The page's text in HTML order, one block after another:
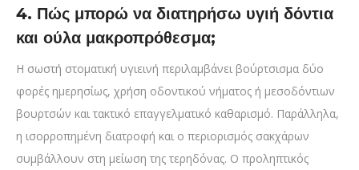
4. Πώς μπορώ να διατηρήσω υγιή δόντια
και ούλα μακροπρόθεσμα;
Η σωστή στοματική υγιεινή περιλαμβάνει βούρτσισμα δύο
φορές ημερησίως, χρήση οδοντικού νήματος ή μεσοδόντιων
βουρτσών και τακτικό επαγγελματικό καθαρισμό. Παράλληλα,
η ισορροπημένη διατροφή και ο περιορισμός σακχάρων
συμβάλλουν στη μείωση της τερηδόνας. Ο προληπτικός